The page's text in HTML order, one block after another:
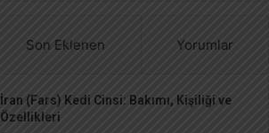
Son Eklenen Yorumlar
İran (Fars) Kedi Cinsi: Bakımı, Kişiliği ve
Özellikleri